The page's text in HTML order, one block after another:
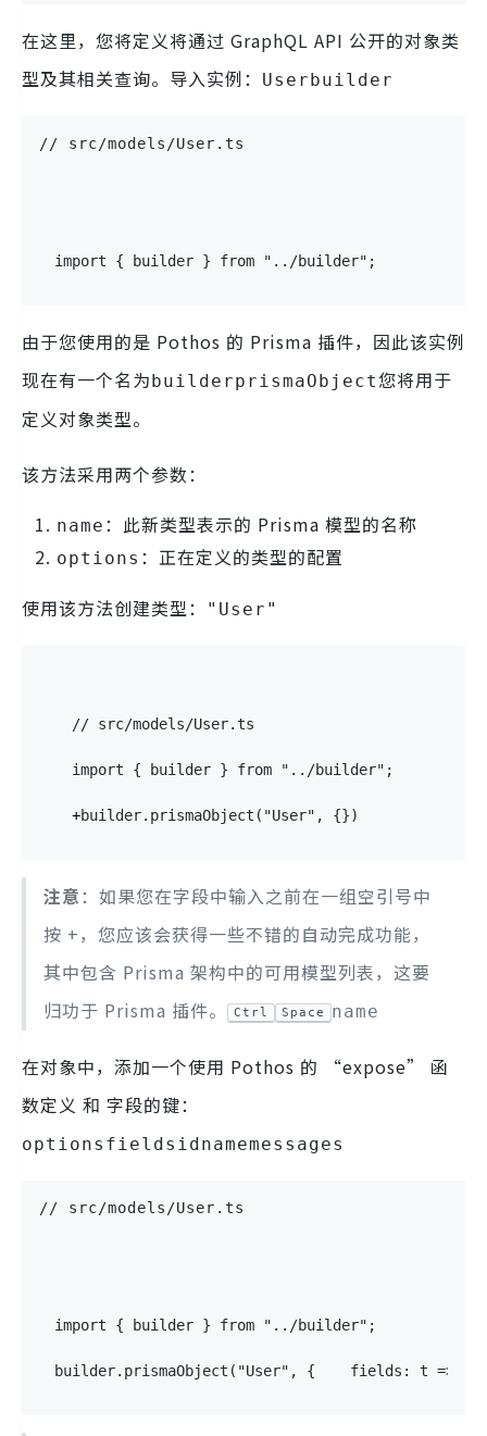
在这里，您将定义将通过 GraphQL API 公开的对象类
型及其相关查询。导入实例：
Userbuilder
// src/models/User.ts
import { builder } from "../builder" ;
由于您使用的是 Pothos 的 Prisma 插件，因此该实例
现在有一个名为 builderprismaObject您将用于
定义对象类型。
该方法采用两个参数：
name ：此新类型表示的 Prisma 模型的名称
options ：正在定义的类型的配置
使用该方法创建类型：
"User"
// src/models/User.ts
import { builder } from "../builder";
+builder.prismaObject("User", {})
注意 ：如果您在字段中输入之前在一组空引号中
按 +，您应该会获得一些不错的自动完成功能，
其中包含 Prisma 架构中的可用模型列表，这要
归功于 Prisma 插件。
Ctrl Space name
在对象中，添加一个使用 Pothos 的 “expose” 函
数定义 和 字段的键：
optionsfieldsidnamemessages
// src/models/User.ts
import { builder } from "../builder" ;
builder. prismaObject ( "User" , { fields : t =>